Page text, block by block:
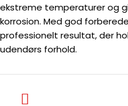
ekstreme temperaturer og
korrosion. Med god
professionelt resultat, der
udendørs forhold.